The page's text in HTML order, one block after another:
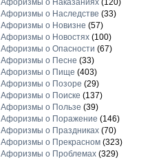
Афоризмы о Наказаниях(120)
Афоризмы о Наследстве (33)
Афоризмы о Новизне (57)
Афоризмы о Новостях(100)
Афоризмы о Опасности (67)
Афоризмы о Песне (33)
Афоризмы о Пище (403)
Афоризмы о Позоре (29)
Афоризмы о Поиске (137)
Афоризмы о Пользе (39)
Афоризмы о Поражение (146)
Афоризмы о Праздниках(70)
Афоризмы о Прекрасном(323)
Афоризмы о Проблемах(329)